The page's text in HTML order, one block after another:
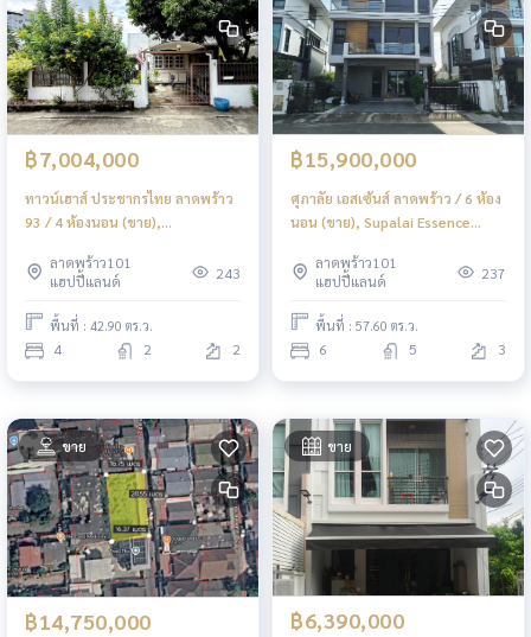
฿7,004,000
ทาวน์เฮาส์ ประชากรไทย ลาดพร้าว
93 / 4 ห้องนอน (ขาย),
Ladprao 93 (FOR SALE) FAHS034
ลาดพร้าว101
แฮปปี้แลนด์
243
พื้นที่ : 42.90 ตร.ว.
4 2 2
฿15,900,000
ศุภาลัย เอสเซ้นส์ ลาดพร้าว / 6 ห้อง
นอน (ขาย), Supalai Essence
SALE) FAHS052
ลาดพร้าว101
แฮปปี้แลนด์
237
พื้นที่ : 57.60 ตร.ว.
6 5 3
ขาย
฿14,750,000
ขาย
฿6,390,000